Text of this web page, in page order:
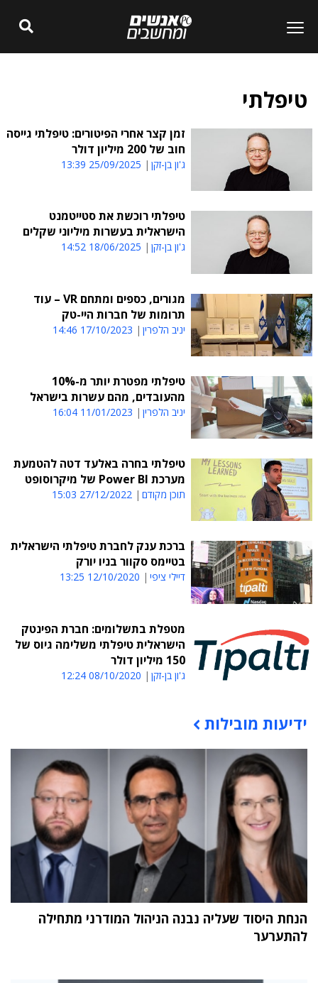
טיפלתי
זמן קצר אחרי הפיטורים: טיפלתי גייסה
חוב של 200 מיליון דולר
ג'ון בן-זקן 25/09/2025 13:39
טיפלתי רוכשת את סטייטמנט
הישראלית בעשרות מיליוני שקלים
ג'ון בן-זקן 18/06/2025 14:52
מגורים, כספים ומתחם VR – עוד
תרומות של חברות היי-טק
יניב הלפרין 17/10/2023 14:46
טיפלתי מפטרת יותר מ-10%
מהעובדים, מהם עשרות בישראל
יניב הלפרין 11/01/2023 16:04
טיפלתי בחרה באלעד דטה להטמעת
מערכת Power BI של מיקרוסופט
תוכן מקודם 27/12/2022 15:03
ברכת ענק לחברת טיפלתי הישראלית
בטיימס סקוור בניו יורק
דיילי ציפי 12/10/2020 13:25
מטפלת בתשלומים: חברת הפינטק
הישראלית טיפלתי משלימה גיוס של
150 מיליון דולר
ג'ון בן-זקן 08/10/2020 12:24
תוכן פרסומי
ידיעות מובילות
הנחת היסוד שעליה נבנה הניהול המודרני מתחילה
להתערער